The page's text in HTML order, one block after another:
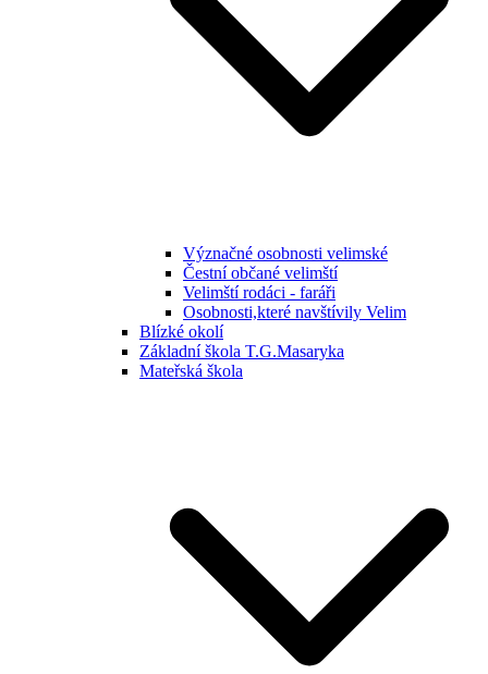
Význačné osobnosti velimské
Čestní občané velimští
Velimští rodáci - faráři
Osobnosti,které navštívily Velim
Blízké okolí
Základní škola T.G.Masaryka
Mateřská škola